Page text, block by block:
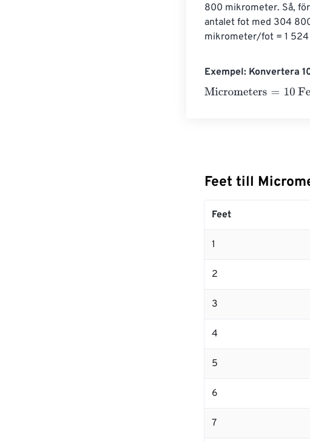
800 mikrometer. Så,
antalet fot med 304
mikrometer/fot = 1
Exempel: Konvertera
Micrometers=10 Feet ×
Feet till
Feet
1
2
3
4
5
6
7